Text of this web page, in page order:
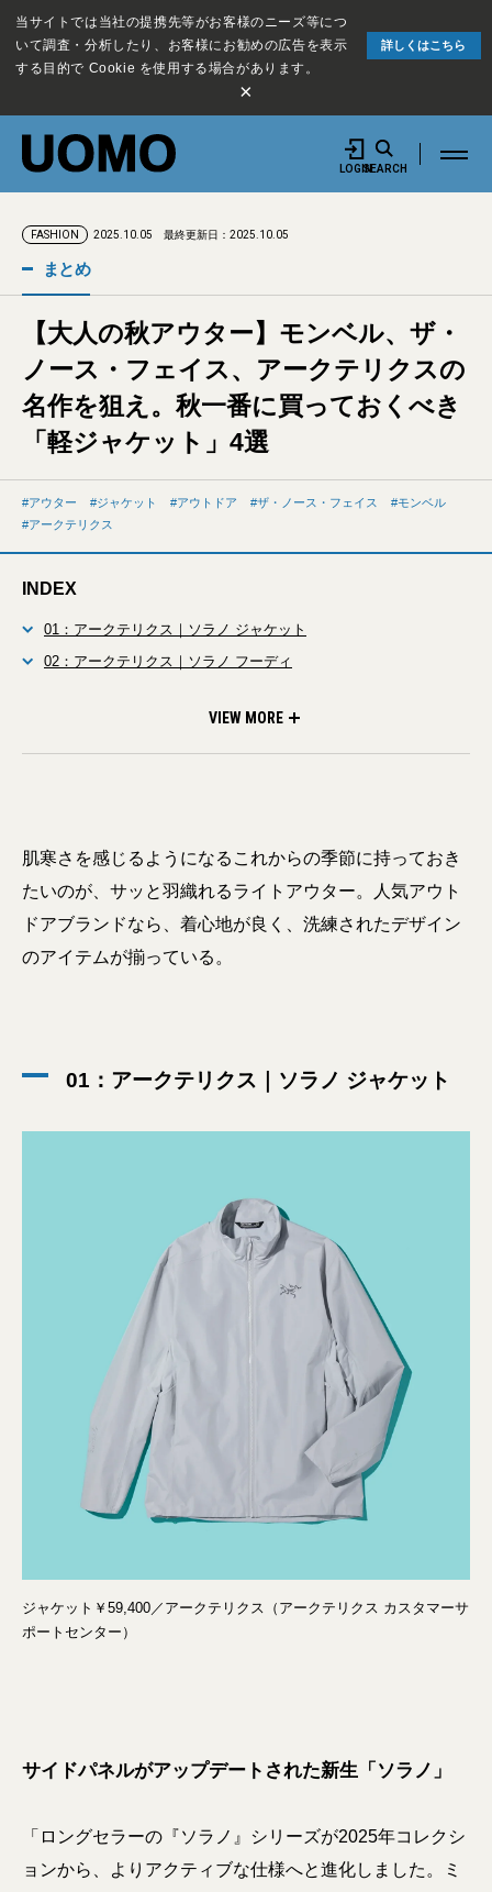
当サイトでは当社の提携先等がお客様のニーズ等につ
いて調査・分析したり、お客様にお勧めの広告を表示
する目的で Cookie を使用する場合があります。
詳しくはこちら
×
LOGINSEARCH
FASHION 2025.10.05 最終更新日：2025.10.05
まとめ
【大人の秋アウター】モンベル、ザ・
ノース・フェイス、アークテリクスの
名作を狙え。秋一番に買っておくべき
「軽ジャケット」4選
アウター ジャケット アウトドア ザ・ノース・フェイス
モンベル
アークテリクス
INDEX
01：アークテリクス｜ソラノ ジャケット
02：アークテリクス｜ソラノ フーディ
VIEW MORE
肌寒さを感じるようになるこれからの季節に持っておき
たいのが、サッと羽織れるライトアウター。人気アウト
ドアブランドなら、着心地が良く、洗練されたデザイン
のアイテムが揃っている。
01：アークテリクス｜ソラノ ジャケット
ジャケット￥59,400／アークテリクス（アークテリクス カスタマーサ
ポートセンター）
サイドパネルがアップデートされた新生「ソラノ」
「ロングセラーの『ソラノ』シリーズが2025年コレクシ
ョンから、よりアクティブな仕様へと進化しました。ミ